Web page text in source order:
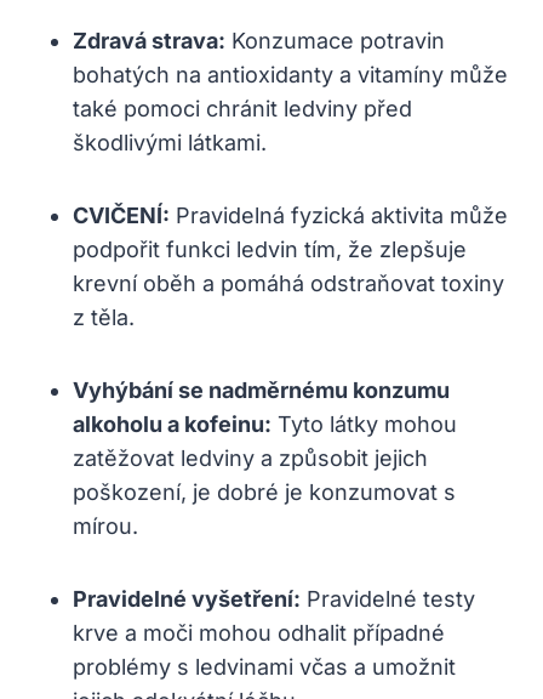
Zdravá strava: Konzumace potravin
bohatých na antioxidanty a vitamíny může
také pomoci chránit ledviny před
škodlivými látkami.
CVIČENÍ: Pravidelná ‌fyzická‍ aktivita⁣ může
podpořit funkci ledvin tím, že zlepšuje
krevní oběh⁢ a‍ pomáhá ‍odstraňovat toxiny
z těla.
Vyhýbání se nadměrnému konzumu
alkoholu‍ a kofeinu: Tyto látky mohou
zatěžovat⁢ ledviny ​a způsobit jejich
poškození, je dobré je konzumovat⁢ s
mírou.
Pravidelné vyšetření: Pravidelné testy
krve a⁢ moči mohou odhalit případné
problémy s ledvinami včas‍ a umožnit